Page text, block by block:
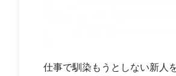
仕事で馴染もうとしない新人